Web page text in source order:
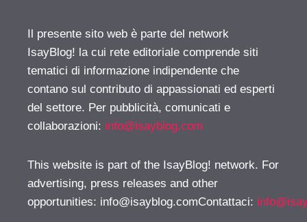
Il presente sito web è parte del network
IsayBlog! la cui rete editoriale comprende siti
tematici di informazione indipendente che
contano sul contributo di appassionati ed esperti
del settore. Per pubblicità, comunicati e
collaborazioni: info@isayblog.com
This website is part of the IsayBlog! network. For
advertising, press releases and other
opportunities: info@isayblog.comContattaci: